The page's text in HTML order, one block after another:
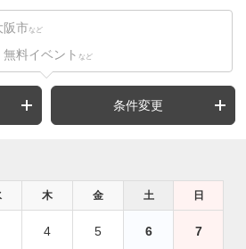
阪市 など
料イベント など
条件変更
木 金 土 日
4 5 6 7